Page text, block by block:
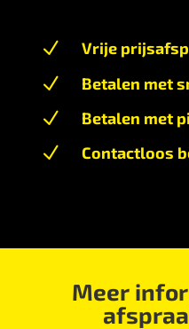
N Vrije
N Betalen met
N Betalen met
N Contactloos
Meer